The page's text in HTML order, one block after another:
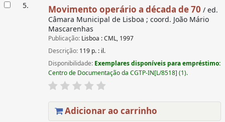
5. Movimento operário a década de 70 / ed.
Câmara Municipal de Lisboa ; coord. João Mário
Mascarenhas
Publicação: Lisboa : CML, 1997
Descrição: 119 p. : il.
Disponibilidade: Exemplares disponíveis para empréstimo:
Centro de Documentação da CGTP-IN[L/8518] (1).
Adicionar ao carrinho